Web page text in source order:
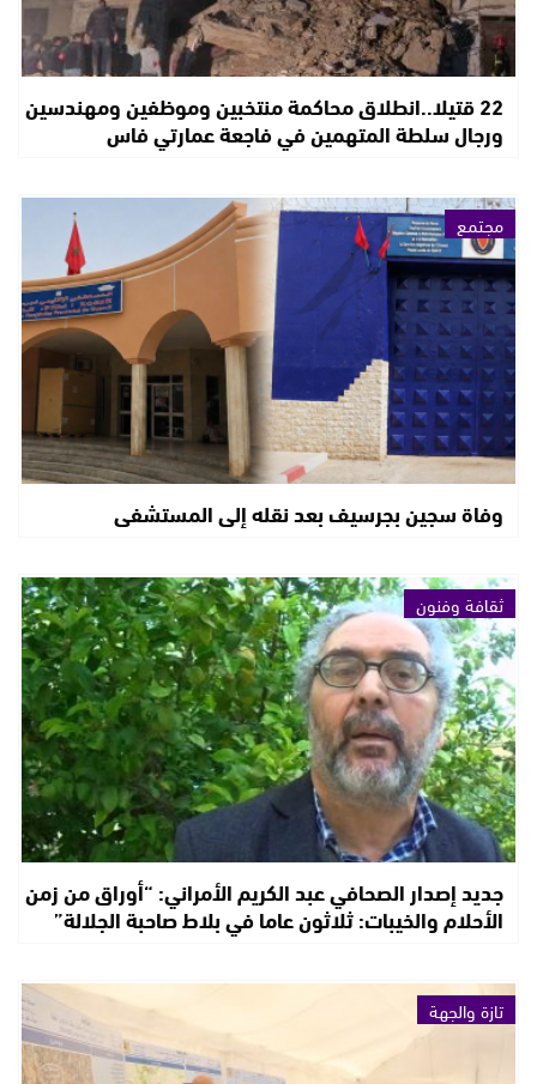
22 قتيلا..انطلاق محاكمة منتخبين وموظفين ومهندسين
ورجال سلطة المتهمين في فاجعة عمارتي فاس
مجتمع
وفاة سجين بجرسيف بعد نقله إلى المستشفى
ثقافة وفنون
جديد إصدار الصحافي عبد الكريم الأمراني: “أوراق من زمن
الأحلام والخيبات: ثلاثون عاما في بلاط صاحبة الجلالة”
تازة والجهة